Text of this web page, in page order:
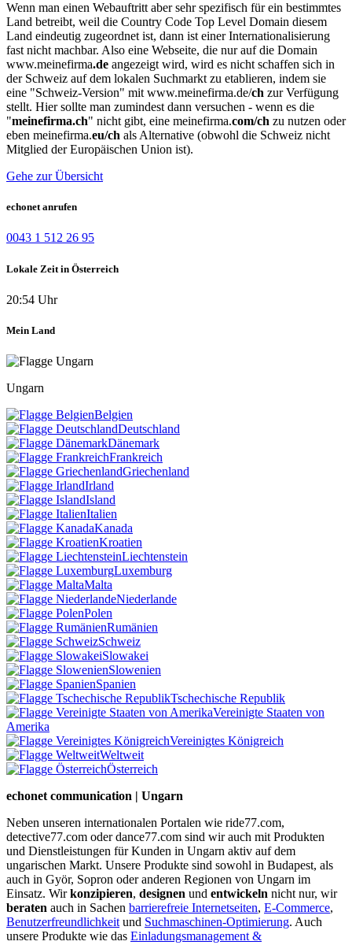
Wenn man einen Webauftritt aber sehr spezifisch für ein bestimmtes
Land betreibt, weil die Country Code Top Level Domain diesem
Land eindeutig zugeordnet ist, dann ist einer Internationalisierung
fast nicht machbar. Also eine Webseite, die nur auf die Domain
www.meinefirma.de angezeigt wird, wird es nicht schaffen sich in
der Schweiz auf dem lokalen Suchmarkt zu etablieren, indem sie
eine "Schweiz-Version" mit www.meinefirma.de/ch zur Verfügung
stellt. Hier sollte man zumindest dann versuchen - wenn es die
"meinefirma.ch" nicht gibt, eine meinefirma.com/ch zu nutzen oder
eben meinefirma.eu/ch als Alternative (obwohl die Schweiz nicht
Mitglied der Europäischen Union ist).
Gehe zur Übersicht
echonet anrufen
0043 1 512 26 95
Lokale Zeit in Österreich
20:54 Uhr
Mein Land
Ungarn
Belgien
Deutschland
Dänemark
Frankreich
Griechenland
Irland
Island
Italien
Kanada
Kroatien
Liechtenstein
Luxemburg
Malta
Niederlande
Polen
Rumänien
Schweiz
Slowakei
Slowenien
Spanien
Tschechische Republik
Vereinigte Staaten von
Amerika
Vereinigtes Königreich
Weltweit
Österreich
echonet communication | Ungarn
Neben unseren internationalen Portalen wie ride77.com,
detective77.com oder dance77.com sind wir auch mit Produkten
und Dienstleistungen für Kunden in Ungarn aktiv auf dem
ungarischen Markt. Unsere Produkte sind sowohl in Budapest, als
auch in Györ, Sopron oder anderen Regionen von Ungarn im
Einsatz. Wirkonzipieren, designen und entwickeln nicht nur, wir
beraten auch in Sachen barrierefreie Internetseiten, E-Commerce,
Benutzerfreundlichkeit und Suchmaschinen-Optimierung. Auch
unsere Produkte wie das Einladungsmanagement &